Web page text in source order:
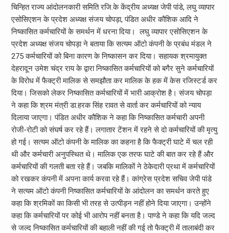
चिन्हित राज्य आंदोलनकारी समिति रजि.के केंद्रीय अध्यक्ष जेपी पांडे, लघु व्यापार
एसोसिएशन के प्रदेश अध्यक्ष संजय चोपड़ा, पंडित अधीर कौशिक आदि ने
निष्कासित कर्मचारियों के समर्थन में धरना दिया। लघु व्यापार एसोसिएशन के
प्रदेश अध्यक्ष संजय चोपड़ा ने बताया कि सत्यम ऑटो कंपनी के प्रबंध मंडल ने
275 कर्मचारियों को बिना कारण के निष्कासन कर दिया। सहायक श्रमायुक्त
देहरादून उमेश चंद्र राय के द्वारा निष्कासित कर्मचारियों को बगैर सुने कर्मचारियों
के विरोध में फैक्ट्री मालिक से समझौता कर मालिक के हक में केस रजिस्टर्ड कर
दिया। जिसको लेकर निष्कासित कर्मचारियों में भारी आक्रोश है। संजय चोपड़ा
ने कहा कि श्रम मंत्री डा.हरक सिंह रावत से वार्ता कर कर्मचारियों को न्याय
दिलाया जाएगा। पंडित अधीर कौशिक ने कहा कि निष्कासित कर्मचारी अपनी
रोजी-रोटी को संघर्ष कर रहे हैं। लगातार टेंशन में रहने से दो कर्मचारियों की मृत्यु
हो गई। सत्यम ऑटो कंपनी के मालिक का कहना है कि फैक्ट्री घाटे में चल रही
थी और कर्मचारी अनुपस्थित थे। मालिक एक तरफ घाटे की बात कर रहे हैं और
कर्मचारियों की गलती बता रहे हैं। जबकि मालिकों ने ठेकेदारी प्रथा में कर्मचारियों
को रखकर कंपनी में अपना कार्य करवा रहे हैं। कांग्रेस प्रदेश सचिव जेपी पांडे
ने सत्यम ऑटो कंपनी निष्कासित कर्मचारियों के आंदोलन का समर्थन करते हुए
कहा कि श्रमिकों का किसी भी तरह से उत्पीड़न नहीं होने दिया जाएगा। उन्होंने
कहा कि कर्मचारियों पर कोई भी आरोप नहीं बनता है। पाण्डे ने कहा कि यदि जल्द
से जल्द निष्कासित कर्मचारियों की बहाली नहीं की गई तो फैक्ट्री में तालाबंदी कर